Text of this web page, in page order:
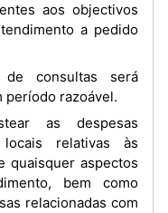
aos objectivos
a pedido
período razoável.
relativas às
quaisquer aspectos
bem como
relacionadas com